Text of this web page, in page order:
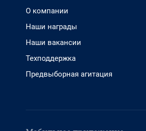
О компании
Наши награды
Наши вакансии
Техподдержка
Предвыборная агитация